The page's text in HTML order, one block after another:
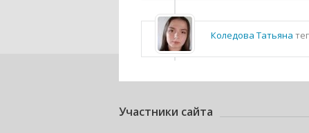
Коледова Татьяна
Участники сайта